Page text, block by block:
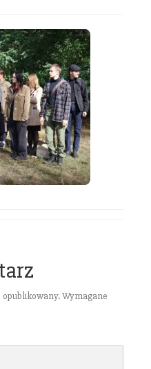
opublikowany.Wymagane